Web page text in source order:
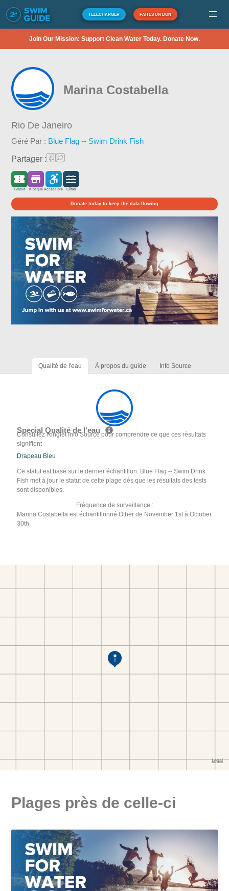
TÉLÉCHARGER FAITES UN DON
Join Our Mission: Support Clean Water Today. Donate Now.
Marina Costabella
Rio De Janeiro
Géré Par : Blue Flag -- Swim Drink Fish
Partager :
Gratuit Kiosque Accessible Côtier
Donate today to keep the data flowing
Qualité de l'eau À propos du guide Info Source
Special Qualité de l'eau
Consultez l'onglet Info Source pour comprendre ce que ces résultats
signifient
Drapeau Bleu
Ce statut est basé sur le dernier échantillon. Blue Flag -- Swim Drink
Fish met à jour le statut de cette plage dès que les résultats des tests
sont disponibles.
Fréquence de surveillance :
Marina Costabella est échantillonné Other de November 1st à October
30th.
Plages près de celle-ci